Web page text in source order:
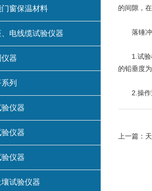
的间隙，
落锤冲
1.试验机
的铅垂度
2.操作过
上一篇：
窗保温材料
电线缆试验仪器
器
列
仪器
仪器
仪器
试验仪器